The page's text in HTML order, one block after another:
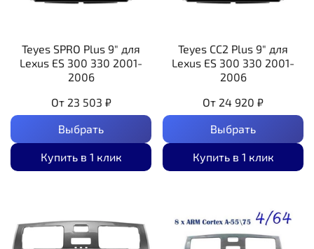
Teyes SPRO Plus 9" для
Lexus ES 300 330 2001-
2006
От 23 503 ₽
Выбрать
Купить в 1 клик
Teyes CC2 Plus 9" для
Lexus ES 300 330 2001-
2006
От 24 920 ₽
Выбрать
Купить в 1 клик